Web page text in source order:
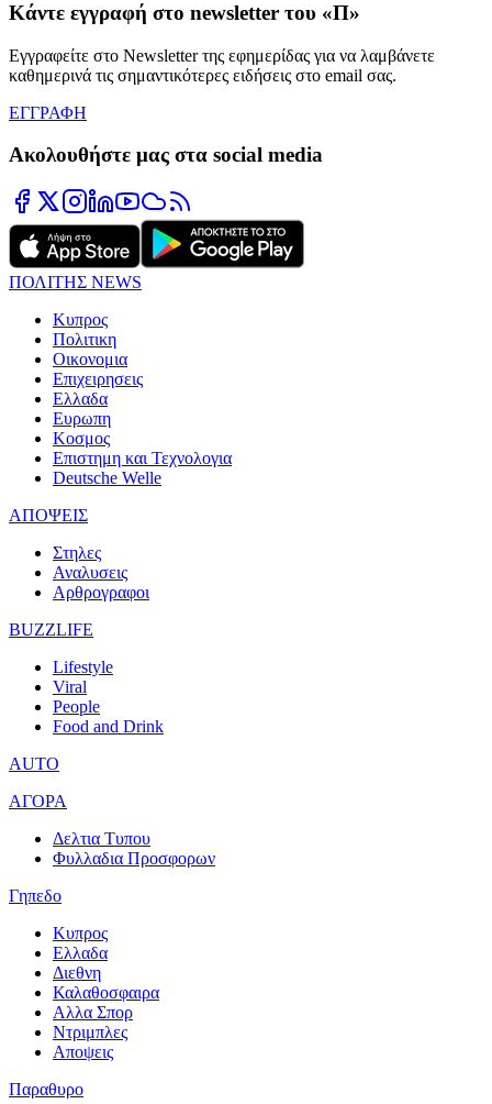
Κάντε εγγραφή στο newsletter του «Π»
Εγγραφείτε στο Newsletter της εφημερίδας για να λαμβάνετε
καθημερινά τις σημαντικότερες ειδήσεις στο email σας.
ΕΓΓΡΑΦΗ
Ακολουθήστε μας στα social media
ΠΟΛΙΤΗΣ NEWS
Κυπρος
Πολιτικη
Οικονομια
Επιχειρησεις
Ελλαδα
Ευρωπη
Κοσμος
Επιστημη και Τεχνολογια
Deutsche Welle
ΑΠΟΨΕΙΣ
Στηλες
Αναλυσεις
Αρθρογραφοι
BUZZLIFE
Lifestyle
Viral
People
Food and Drink
AUTO
ΑΓΟΡΑ
Δελτια Τυπου
Φυλλαδια Προσφορων
Γηπεδο
Κυπρος
Ελλαδα
Διεθνη
Καλαθοσφαιρα
Αλλα Σπορ
Ντριμπλες
Αποψεις
Παραθυρο